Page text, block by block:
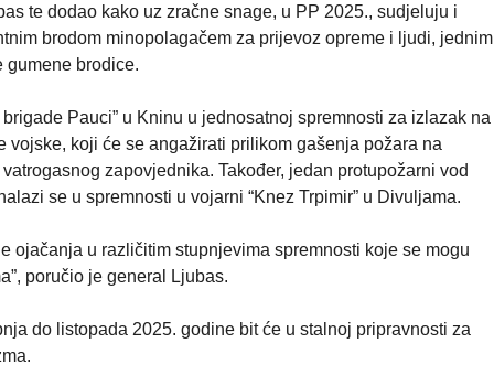
te dodao kako uz zračne snage, u PP 2025., sudjeluju i
brodom minopolagačem za prijevoz opreme i ljudi, jednim
gumene brodice.
Pauci” u Kninu u jednosatnoj spremnosti za izlazak na
koji će se angažirati prilikom gašenja požara na
zapovjednika. Također, jedan protupožarni vod
se u spremnosti u vojarni “Knez Trpimir” u Divuljama.
ojačanja u različitim stupnjevima spremnosti koje se mogu
poručio je general Ljubas.
do listopada 2025. godine bit će u stalnoj pripravnosti za